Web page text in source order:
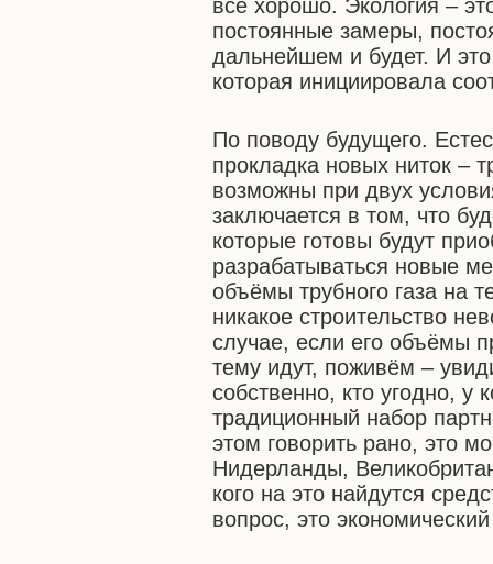
всё хорошо. Экология –
постоянные замеры,
дальнейшем и будет. И
которая инициировала
По поводу будущего.
прокладка новых ниток –
возможны при двух
заключается в том, что
которые готовы будут
разрабатываться новые
объёмы трубного газа на
никакое строительство
случае, если его объёмы
тему идут, поживём –
собственно, кто угодно, у
традиционный набор
этом говорить рано, это
Нидерланды,
кого на это найдутся
вопрос, это